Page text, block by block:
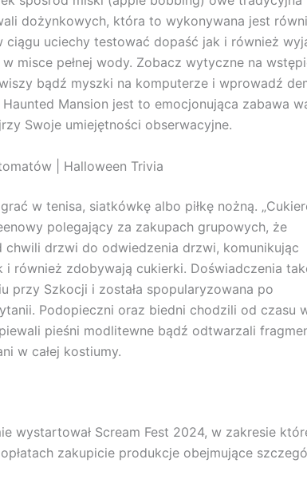
dożynkowych, która to wykonywana jest
ciągu uciechy testować dopaść jak i również
w misce pełnej wody. Zobacz wytyczne na
bądź myszki na komputerze i wprowadź
Haunted Mansion jest to emocjonująca zabawa
Swoje umiejętności obserwacyjne.
| Halloween Trivia
w tenisa, siatkówkę albo piłkę nożną.
polegający za zakupach grupowych, że
chwili drzwi do odwiedzenia drzwi, komunikując
i również zdobywają cukierki. Doświadczenia
przy Szkocji i została spopularyzowana po
Podopieczni oraz biedni chodzili od czasu
pieśni modlitewne bądź odtwarzali
w całej kostiumy.
wystartował Scream Fest 2024, w zakresie
zakupicie produkcje obejmujące